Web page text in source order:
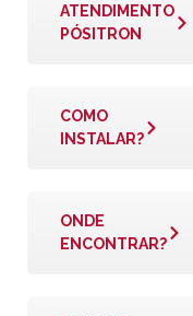
ATENDIMENTO
PÓSITRON
COMO
INSTALAR?
ONDE
ENCONTRAR?